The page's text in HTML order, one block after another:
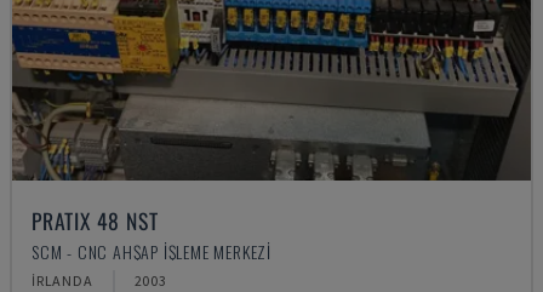
PRATIX 48 NST
SCM - CNC AHŞAP İŞLEME MERKEZI
İRLANDA 2003